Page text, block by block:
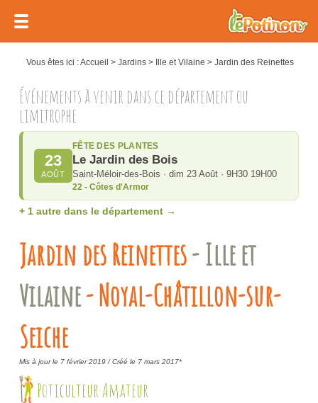
Vous êtes ici :Accueil > Jardins> Ille et Vilaine > Jardin des Reinettes
Jardin des Reinettes- Ille et
Vilaine- Noyal-Châtillon-sur-
Seiche
Événements à venir dans ce département ou
limitrophe
23
AOÛT
FÊTE DES PLANTES
Le Jardin des Bois
Saint-Méloir-des-Bois · dim 23 Août · 9H30 19H00
22 - Côtes d'Armor
+ 1 autre dans le département →
Mis à jour le 7 février 2019 /Créé le 7 mars 2017*
Poticulteur Amateur